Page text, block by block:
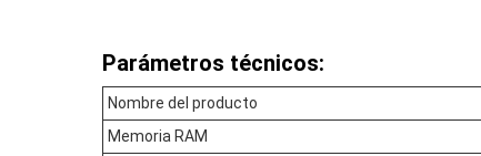
Parámetros técnicos:
Nombre del producto
Memoria RAM